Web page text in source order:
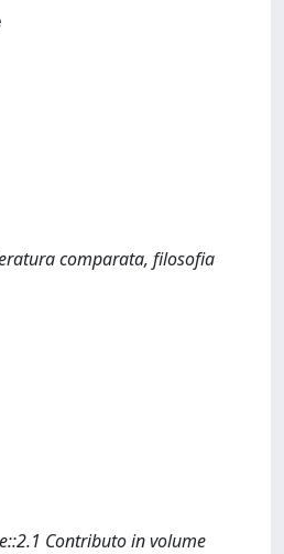
comparata, filosofia
Contributo in volume